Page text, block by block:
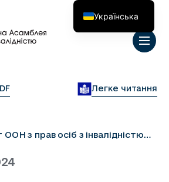
Легке читання
ООН з прав осіб з інвалідністю
прав людей з інвалідністю
Українська
English